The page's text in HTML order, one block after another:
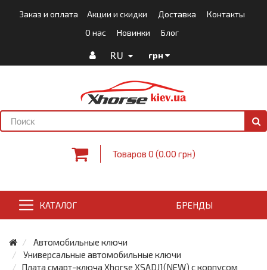
Заказ и оплата Акции и скидки Доставка
Контакты
О нас
Новинки Блог
RU грн
Товаров 0 (0.00 грн)
КАТАЛОГ БРЕНДЫ
Автомобильные ключи
Универсальные автомобильные ключи
Плата смарт-ключа Xhorse XSADJ1(NEW) с корпусом